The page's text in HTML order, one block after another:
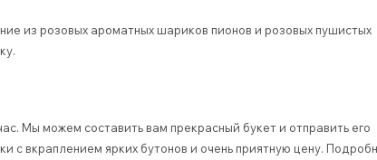
из розовых ароматных шариков пионов и розовых пушистых
Мы можем составить вам прекрасный букет и отправить его
вкраплением ярких бутонов и очень приятную цену.